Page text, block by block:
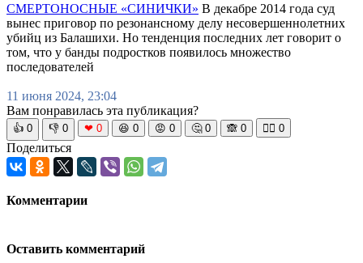
СМЕРТОНОСНЫЕ «СИНИЧКИ» В декабре 2014 года суд
вынес приговор по резонансному делу несовершеннолетних
убийц из Балашихи. Но тенденция последних лет говорит о
том, что у банды подростков появилось множество
последователей
11 июня 2024, 23:04
Вам понравилась эта публикация?
👍 0 👎 0 ❤ 0 😆 0 😡 0 🤔 0 🙈 0 🧘‍♀️ 0
Поделиться
Комментарии
Оставить комментарий